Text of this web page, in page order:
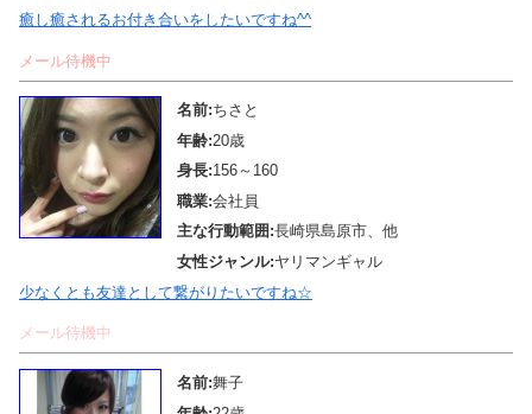
癒し癒されるお付き合いをしたいですね^^
メール待機中
名前:ちさと
年齢:20歳
身長:156～160
職業:会社員
主な行動範囲:長崎県島原市、他
女性ジャンル:ヤリマンギャル
少なくとも友達として繋がりたいですね☆
メール待機中
名前:舞子